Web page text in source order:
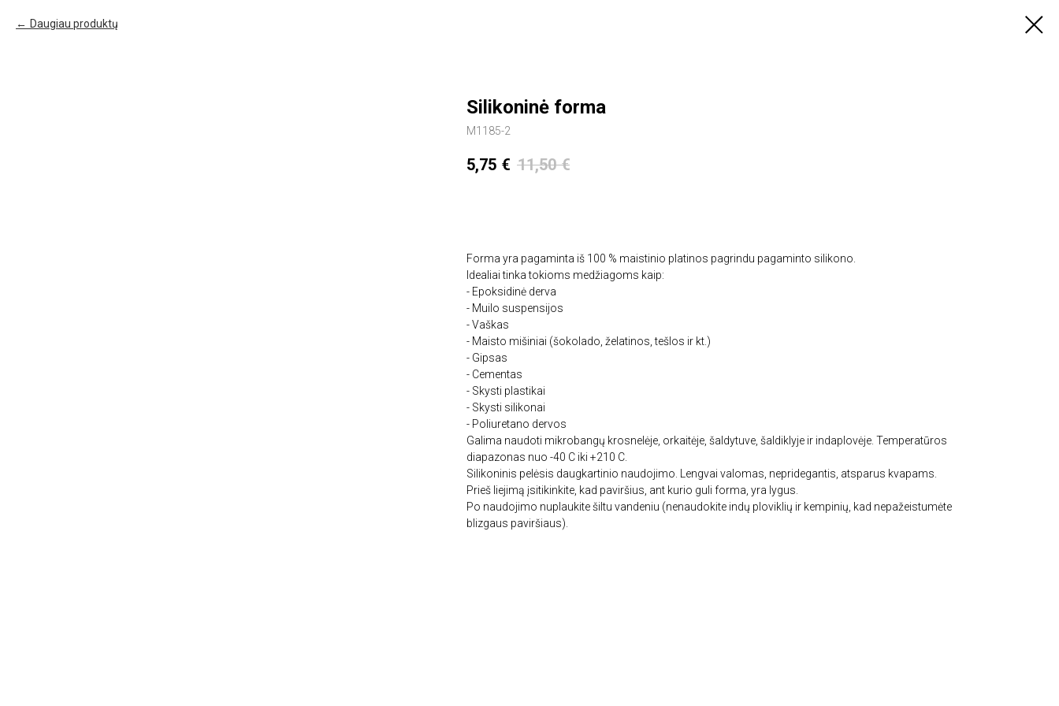
Daugiau produktų
Silikoninė forma
M1185-2
5,75 € 11,50 €
Forma yra pagaminta iš 100 % maistinio platinos pagrindu pagaminto silikono.
Idealiai tinka tokioms medžiagoms kaip:
- Epoksidinė derva
- Muilo suspensijos
- Vaškas
- Maisto mišiniai (šokolado, želatinos, tešlos ir kt.)
- Gipsas
- Cementas
- Skysti plastikai
- Skysti silikonai
- Poliuretano dervos
Galima naudoti mikrobangų krosnelėje, orkaitėje, šaldytuve, šaldiklyje ir indaplovėje. Temperatūros
diapazonas nuo -40 C iki +210 C.
Silikoninis pelėsis daugkartinio naudojimo. Lengvai valomas, nepridegantis, atsparus kvapams.
Prieš liejimą įsitikinkite, kad paviršius, ant kurio guli forma, yra lygus.
Po naudojimo nuplaukite šiltu vandeniu (nenaudokite indų ploviklių ir kempinių, kad nepažeistumėte
blizgaus paviršiaus).